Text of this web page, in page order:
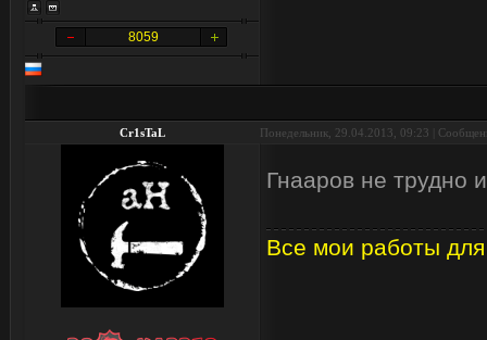
8059
Cr1sTaL Понедельник, 29.04.2013, 09:23 |
Гнааров не трудно
Все мои работы